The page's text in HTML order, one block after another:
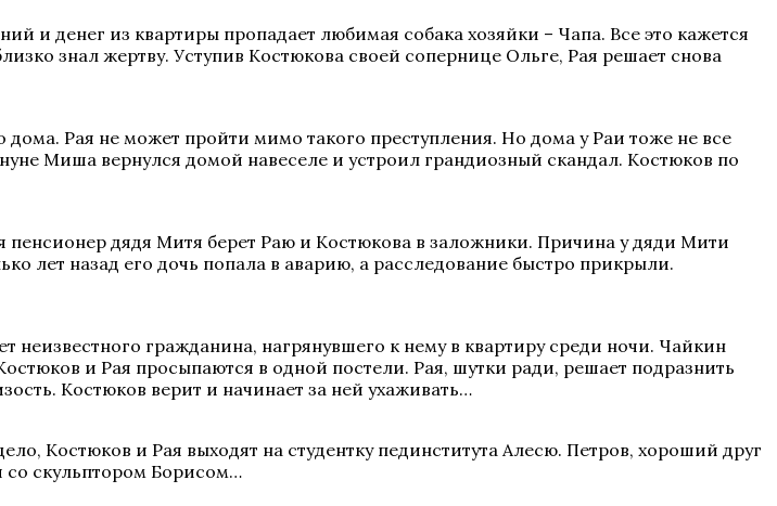
и денег из квартиры пропадает любимая собака хозяйки – Чапа. Все это кажется
знал жертву. Уступив Костюкова своей сопернице Ольге, Рая решает снова
Рая не может пройти мимо такого преступления. Но дома у Раи тоже не все
Миша вернулся домой навеселе и устроил грандиозный скандал. Костюков по
дядя Митя берет Раю и Костюкова в заложники. Причина у дяди Мити
лет назад его дочь попала в аварию, а расследование быстро прикрыли.
гражданина, нагрянувшего к нему в квартиру среди ночи. Чайкин
и Рая просыпаются в одной постели. Рая, шутки ради, решает подразнить
Костюков верит и начинает за ней ухаживать…
Костюков и Рая выходят на студентку пединститута Алесю. Петров, хороший друг
со скульптором Борисом…